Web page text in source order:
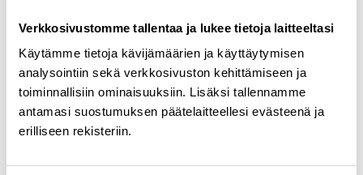
Verkkosivustomme tallentaa ja lukee tietoja laitteeltasi
Käytämme tietoja kävijämäärien ja käyttäytymisen
analysointiin sekä verkkosivuston kehittämiseen ja
toiminnallisiin ominaisuuksiin. Lisäksi tallennamme
antamasi suostumuksen päätelaitteellesi evästeenä ja
erilliseen rekisteriin.
ja ei vaan tänään lähtenyt. Kisan myötä parantui,
mutta ei missään nimessä ollut hyvä. Jalan takia piti
pyytää pitoa tosi paljon, niin suksi oli aavistuksen hidas.
Se pelasti sen, että pystyin hiihtämään eikä jalka
lipsahdellut liikaa. Vähän mitäänsanomaton päivä
tänään, kertoi Pärmäkoski.